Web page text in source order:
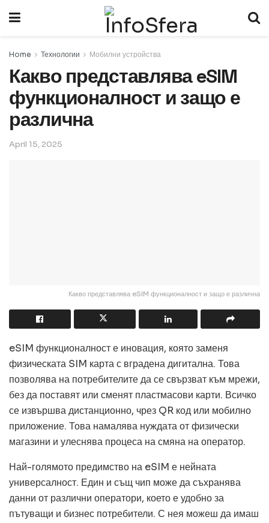
Home Технологии Мобилни устройства
Какво представлява eSIM
функционалност и защо е
различна
April 15, 2025
Какво представлява eSIM функционалност и защо е различна
eSIM функционалност е иновация, която заменя
физическата SIM карта с вградена дигитална. Това
позволява на потребителите да се свързват към мрежи,
без да поставят или сменят пластмасови карти. Всичко
се извършва дистанционно, чрез QR код или мобилно
приложение. Това намалява нуждата от физически
магазини и улеснява процеса на смяна на оператор.
Най-голямото предимство на eSIM е нейната
универсалност. Един и същ чип може да съхранява
данни от различни оператори, което е удобно за
пътуващи и бизнес потребители. С нея можеш да имаш